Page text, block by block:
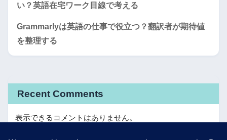
い？英語在宅ワーク目線で考える
Grammarlyは英語の仕事で役立つ？翻訳者が期待値
を整理する
Recent Comments
表示できるコメントはありません。